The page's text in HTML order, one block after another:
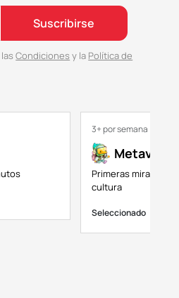
Suscribirse
lasCondiciones y la Política de
3+ por semana
Primeras miradas a
cultura
Seleccionado